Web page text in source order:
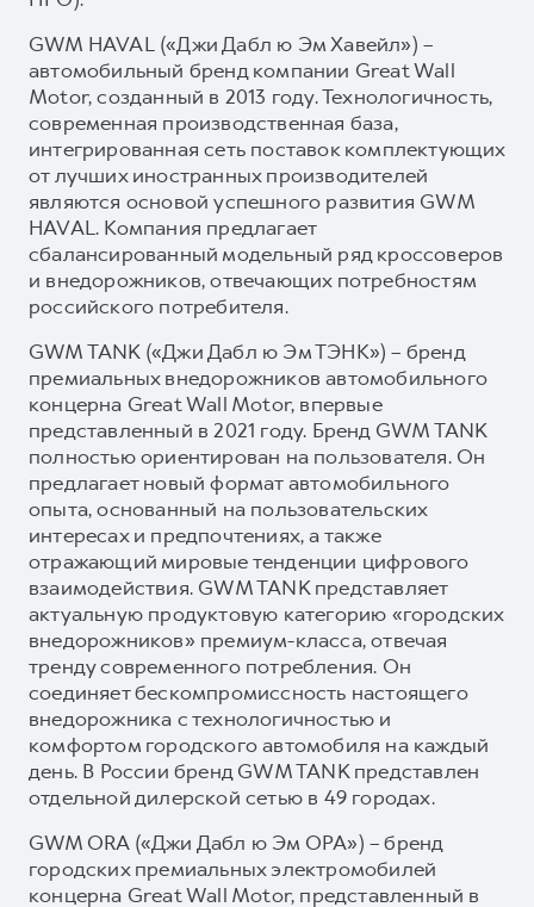
GWM HAVAL («Джи Дабл ю Эм Хавейл») –
автомобильный бренд компании Great Wall
Motor, созданный в 2013 году. Технологичность,
современная производственная база,
интегрированная сеть поставок комплектующих
от лучших иностранных производителей
являются основой успешного развития GWM
HAVAL. Компания предлагает
сбалансированный модельный ряд кроссоверов
и внедорожников, отвечающих потребностям
российского потребителя.
GWM TANK («Джи Дабл ю Эм ТЭНК») – бренд
премиальных внедорожников автомобильного
концерна Great Wall Motor, впервые
представленный в 2021 году. Бренд GWM TANK
полностью ориентирован на пользователя. Он
предлагает новый формат автомобильного
опыта, основанный на пользовательских
интересах и предпочтениях, а также
отражающий мировые тенденции цифрового
взаимодействия. GWM TANK представляет
актуальную продуктовую категорию «городских
внедорожников» премиум-класса, отвечая
тренду современного потребления. Он
соединяет бескомпромиссность настоящего
внедорожника с технологичностью и
комфортом городского автомобиля на каждый
день. В России бренд GWM TANK представлен
отдельной дилерской сетью в 49 городах.
GWM ORA («Джи Дабл ю Эм ОРА») – бренд
городских премиальных электромобилей
концерна Great Wall Motor, представленный в